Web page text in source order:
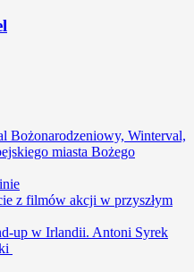
Bożonarodzeniowy, Winterval,
miasta Bożego
z filmów akcji w przyszłym
up w Irlandii. Antoni Syrek